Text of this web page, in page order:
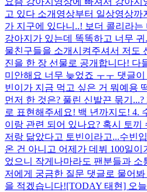
고 있다 소개영상부터 일상영상까
가 지구에 있다니..! 보더 콜리라는
강아지가 있는데 똑똑하고 너무 귀
물친구들을 소개시켜주셔서 저도
진을 한 장 선물로 공개합니다! 다
미안해요 너무 늦었죠 ㅜㅜ 댓글
빈이가 지금 먹고 싶은 거 뭐예용
먼저 한 것은? 풀린 신발끈 묶기
로 표현해주세요! 백 년까지도! 4.
이랑 관련 되어 있나요? 혹시 토
저랑 닮았다고 토빈이라고...수빈
온 건 아니고 어제가 데뷔 100일이
었으니 작게나마라도 팬분들과 소
저에게 궁금한 질문 댓글로 물어
을 적겠습니다![TODAY 태현] 오